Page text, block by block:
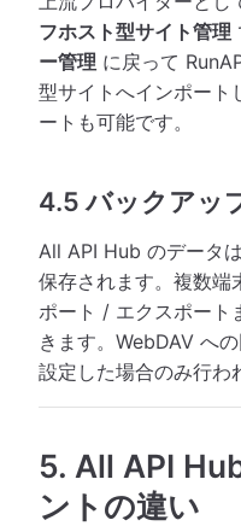
フホスト型サイト管理
ー管理 に戻って
型サイトへインポート
ートも可能です。
4.5 バックアッ
All API Hub のデータ
保存されます。複数端
ポート / エクスポート
きます。WebDAV へ
設定した場合のみ行わ
5. All API
ントの違い